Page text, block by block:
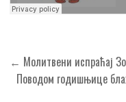
Кретање
чланка
← Молитвени испраћај
Поводом годишњице